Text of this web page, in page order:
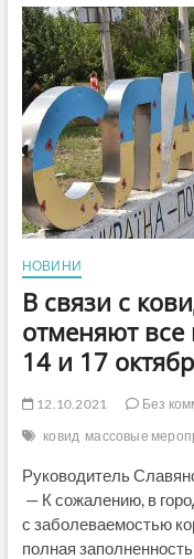
НОВИНИ
В cвязи с
отменяют
14 и 17
12.10.2021
Без
ковид массовые
Руководитель
— К сожалению, в
с заболеваемостью
полная